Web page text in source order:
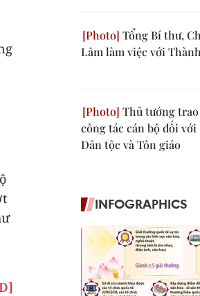
Tổng Bí thư,
Lâm làm việc với
Thủ tướng
công tác cán bộ đối với
Dân tộc và Tôn giáo
INFOGRAPHICS